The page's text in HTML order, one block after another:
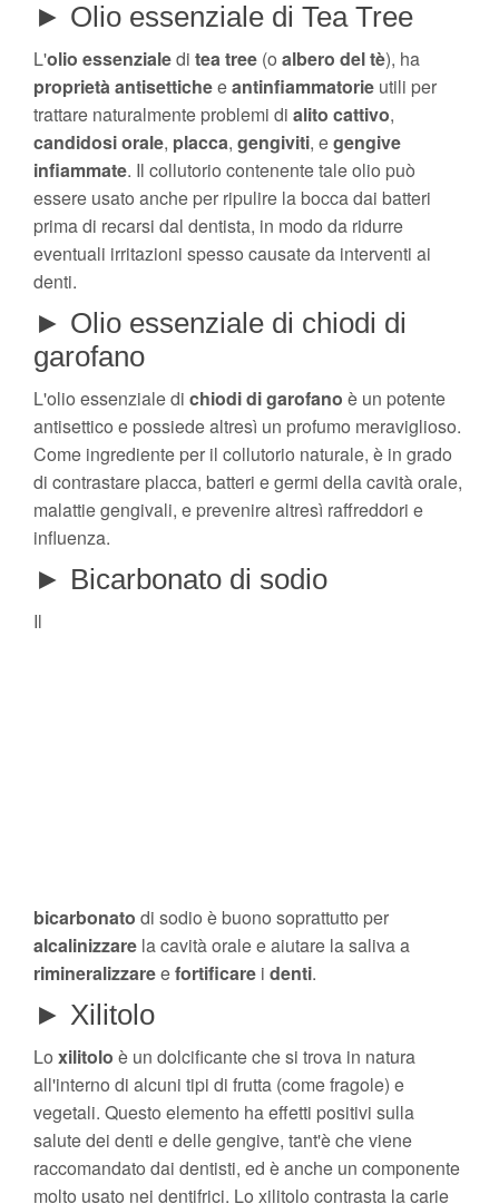
► Olio essenziale di Tea Tree
L'olio essenzialedi teatree (o albero del tè), ha
proprietàantisetticheeantinfiammatorie utili per
trattare naturalmente problemi di alito cattivo,
candidosiorale, placca, gengiviti, egengive
infiammate. Il collutorio contenente tale olio può
essere usato anche per ripulire la bocca dai batteri
prima di recarsi dal dentista, in modo da ridurre
eventuali irritazioni spesso causate da interventi ai
denti.
► Olio essenziale di chiodi di
garofano
L'olio essenziale di chiodidigarofano è un potente
antisettico e possiede altresì un profumo meraviglioso.
Come ingrediente per il collutorio naturale, è in grado
di contrastare placca, batteri e germi della cavità orale,
malattie gengivali, e prevenire altresì raffreddori e
influenza.
► Bicarbonato di sodio
Il
bicarbonato di sodio è buono soprattutto per
alcalinizzare la cavità orale e aiutare la saliva a
rimineralizzareefortificare i denti.
► Xilitolo
Lo xilitolo è un dolcificante che si trova in natura
all'interno di alcuni tipi di frutta (come fragole) e
vegetali. Questo elemento ha effetti positivi sulla
salute dei denti e delle gengive, tant'è che viene
raccomandato dai dentisti, ed è anche un componente
molto usato nei dentifrici. Lo xilitolo contrasta la carie